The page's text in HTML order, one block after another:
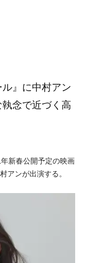
ル』に中村アン
念で近づく高
新春公開予定の映画
アンが出演する。